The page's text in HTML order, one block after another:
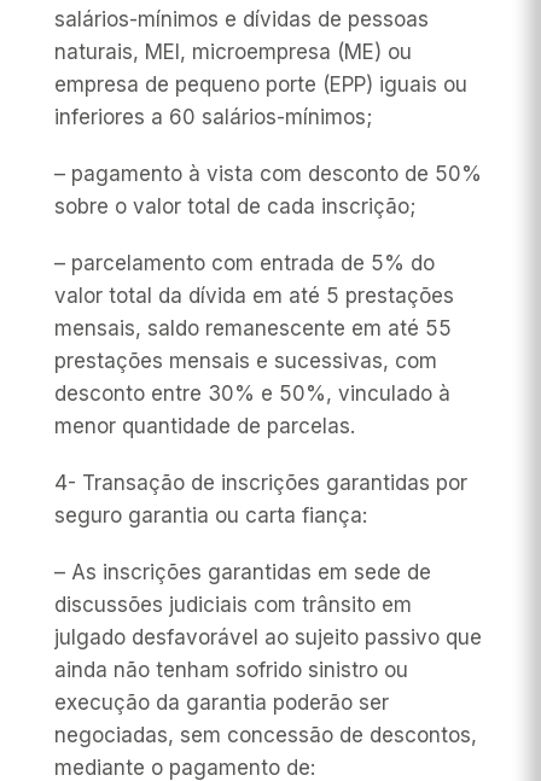
salários-mínimos e dívidas de pessoas
naturais, MEI, microempresa (ME) ou
empresa de pequeno porte (EPP) iguais ou
inferiores a 60 salários-mínimos;
– pagamento à vista com desconto de 50%
sobre o valor total de cada inscrição;
– parcelamento com entrada de 5% do
valor total da dívida em até 5 prestações
mensais, saldo remanescente em até 55
prestações mensais e sucessivas, com
desconto entre 30% e 50%, vinculado à
menor quantidade de parcelas.
4- Transação de inscrições garantidas por
seguro garantia ou carta fiança:
– As inscrições garantidas em sede de
discussões judiciais com trânsito em
julgado desfavorável ao sujeito passivo que
ainda não tenham sofrido sinistro ou
execução da garantia poderão ser
negociadas, sem concessão de descontos,
mediante o pagamento de: